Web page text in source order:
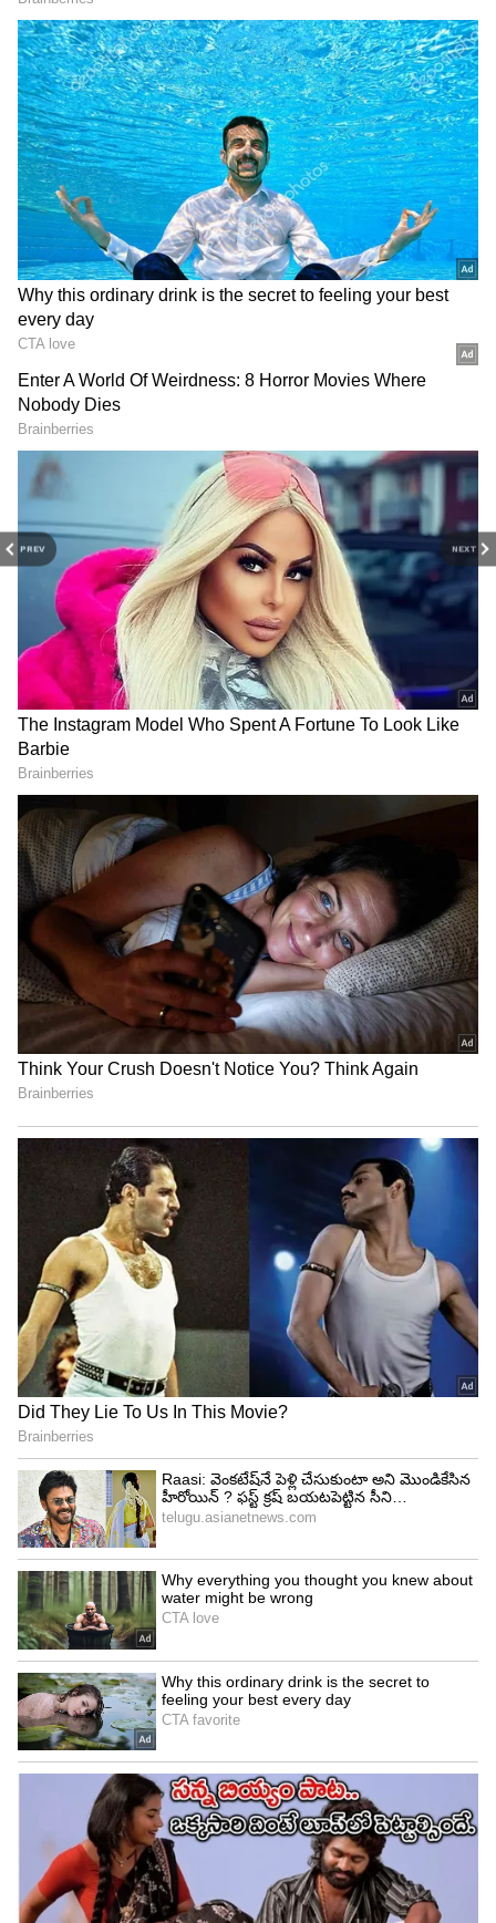
PREV NEXT
Image Credit :Getty
ఇలా తయారు చేసుకోండి
ఒక దోసకాయను కడిగి సగానికి కట్ చేయండి. నాన్-స్టిక్
లేదా స్టెయిన్‌లెస్ స్టీల్ పాన్‌ను మీడియం మంటపై పెట్టి రెండు
నిమిషాలు వేడెక్కనివ్వండి. కట్ చేసిన దోసకాయ ముక్కను
తీసుకుని వేడి పెనంపై మొత్తం రుద్దండి. దోసకాయ రసం
ఆరిపోయే వరకు కొన్ని సెకన్ల పాటు రుద్దుతూ ఉండండి.
ఇప్పుడు మీ పెనం ఆమ్లెట్‌ వేయడానికి సిద్ధంగా ఉంది.
Related Articles
Age Gap: భార్యాభర్తల మధ్య వయసు తేడా ఎంత
ఉంటే వారు సంతోషంగా ఉంటారు?
Purple Sarees: ఇలాంటి ఊదా రంగు చీర ఒక్కటైనా
మీ దగ్గరుండాల్సిందే
3
Image Credit :Getty
ఇలాంటి పెనాన్నే వాడండి
గుడ్లను పగలగొట్టి తక్కువ మంటపై ఆమ్లెట్ ఉడికించండి.
పైన కొన్ని కూరగాయలు చల్లుకుని తింటే ఆరోగ్యానికి ఎంతో
మంచిది. మూతపెట్టి 1-2 నిమిషాలు ఉడికించండి. కింద
భాగం ఉడికిన తర్వాత, దాన్ని తిప్పి రెండో వైపు కూడా
కాల్చండి. వేడిగా ఉన్నప్పుడే కొత్తిమీర చల్లి సర్వ్ చేయండి.
నూనె లేకుండా ఆమ్లెట్ వేసేటప్పుడు, పెనం నాణ్యతగా
ఉండేలా చూసుకోండి. ఎప్పుడూ తాజాగా ఉన్న
దోసకాయలనే వాడండి. వాటి నుంచే ఎక్కువ నీరు వస్తుంది.
నూనెతో చేసిన ఆమ్లెట్‌లో 150-200 అదనపు క్యాలరీలు
ఉంటాయి. కాబట్టి ఈ ఆమ్లెట్ ఆరోగ్యానికి మంచింది.